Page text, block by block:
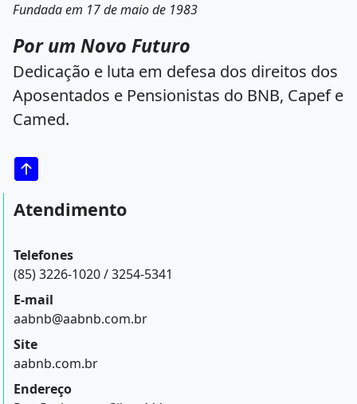
Fundada em 17 de maio de 1983
Por um Novo Futuro
Dedicação e luta em defesa dos direitos dos
Aposentados e Pensionistas do BNB, Capef e
Camed.
Atendimento
Telefones
(85) 3226-1020 / 3254-5341
E-mail
aabnb@aabnb.com.br
Site
aabnb.com.br
Endereço